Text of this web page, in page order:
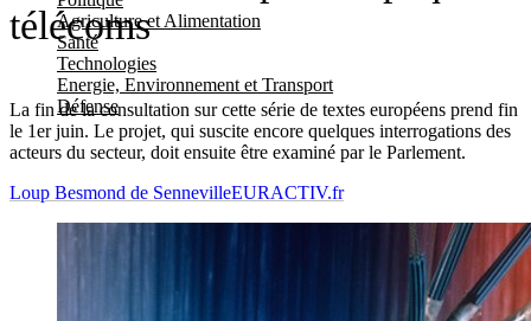
Agriculture et Alimentation
Santé
Technologies
Energie, Environnement et Transport
Défense
télécoms
La fin de la consultation sur cette série de textes européens prend fin
le 1er juin. Le projet, qui suscite encore quelques interrogations des
acteurs du secteur, doit ensuite être examiné par le Parlement.
Loup Besmond de SennevilleEURACTIV.fr